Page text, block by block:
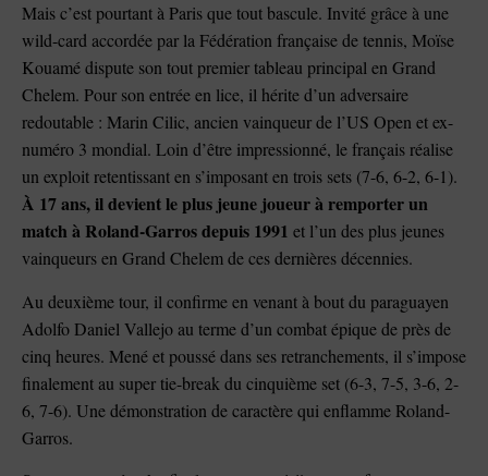
Mais c’est pourtant à Paris que tout bascule. Invité grâce à une
wild-card accordée par la Fédération française de tennis, Moïse
Kouamé dispute son tout premier tableau principal en Grand
Chelem. Pour son entrée en lice, il hérite d’un adversaire
redoutable : Marin Cilic, ancien vainqueur de l’US Open et ex-
numéro 3 mondial. Loin d’être impressionné, le français réalise
un exploit retentissant en s’imposant en trois sets (7-6, 6-2, 6-1).
À 17 ans, il devient le plus jeune joueur à remporter un
match à Roland-Garros depuis 1991 et l’un des plus jeunes
vainqueurs en Grand Chelem de ces dernières décennies.
Au deuxième tour, il confirme en venant à bout du paraguayen
Adolfo Daniel Vallejo au terme d’un combat épique de près de
cinq heures. Mené et poussé dans ses retranchements, il s’impose
finalement au super tie-break du cinquième set (6-3, 7-5, 3-6, 2-
6, 7-6). Une démonstration de caractère qui enflamme Roland-
Garros.